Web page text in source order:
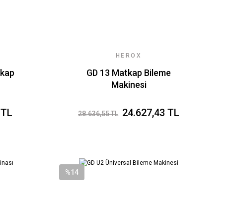
HEROX
GD 13 Matkap Bileme
Makinesi
28.636,55 TL 24.627,43 TL
%14